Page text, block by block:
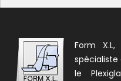
Form
spécialiste
le